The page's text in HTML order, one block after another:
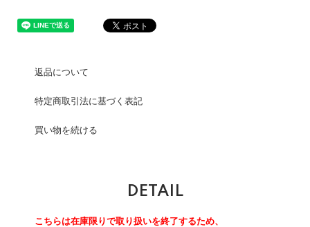
返品について
特定商取引法に基づく表記
買い物を続ける
DETAIL
こちらは在庫限りで取り扱いを終了するため、